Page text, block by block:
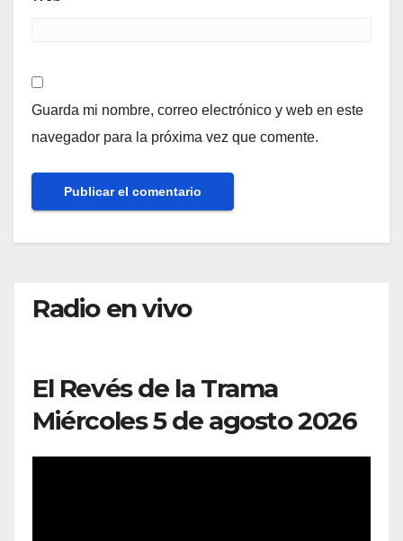
Guarda mi nombre, correo electrónico y web en este
navegador para la próxima vez que comente.
Radio en vivo
El Revés de la Trama
Miércoles 5 de agosto 2026